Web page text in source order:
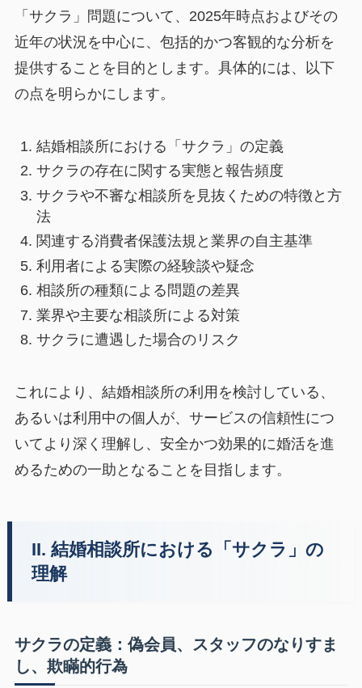
「サクラ」問題について、2025年時点およびその
近年の状況を中心に、包括的かつ客観的な分析を
提供することを目的とします。具体的には、以下
の点を明らかにします。
結婚相談所における「サクラ」の定義
サクラの存在に関する実態と報告頻度
サクラや不審な相談所を見抜くための特徴と方
法
関連する消費者保護法規と業界の自主基準
利用者による実際の経験談や疑念
相談所の種類による問題の差異
業界や主要な相談所による対策
サクラに遭遇した場合のリスク
これにより、結婚相談所の利用を検討している、
あるいは利用中の個人が、サービスの信頼性につ
いてより深く理解し、安全かつ効果的に婚活を進
めるための一助となることを目指します。
II. 結婚相談所における「サクラ」の
理解
サクラの定義：偽会員、スタッフのなりすま
し、欺瞞的行為